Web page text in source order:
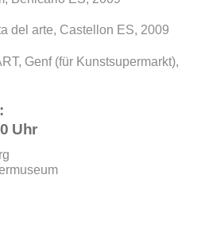
del arte, Castellon ES, 2009
Genf (für Kunstsupermarkt),
Uhr